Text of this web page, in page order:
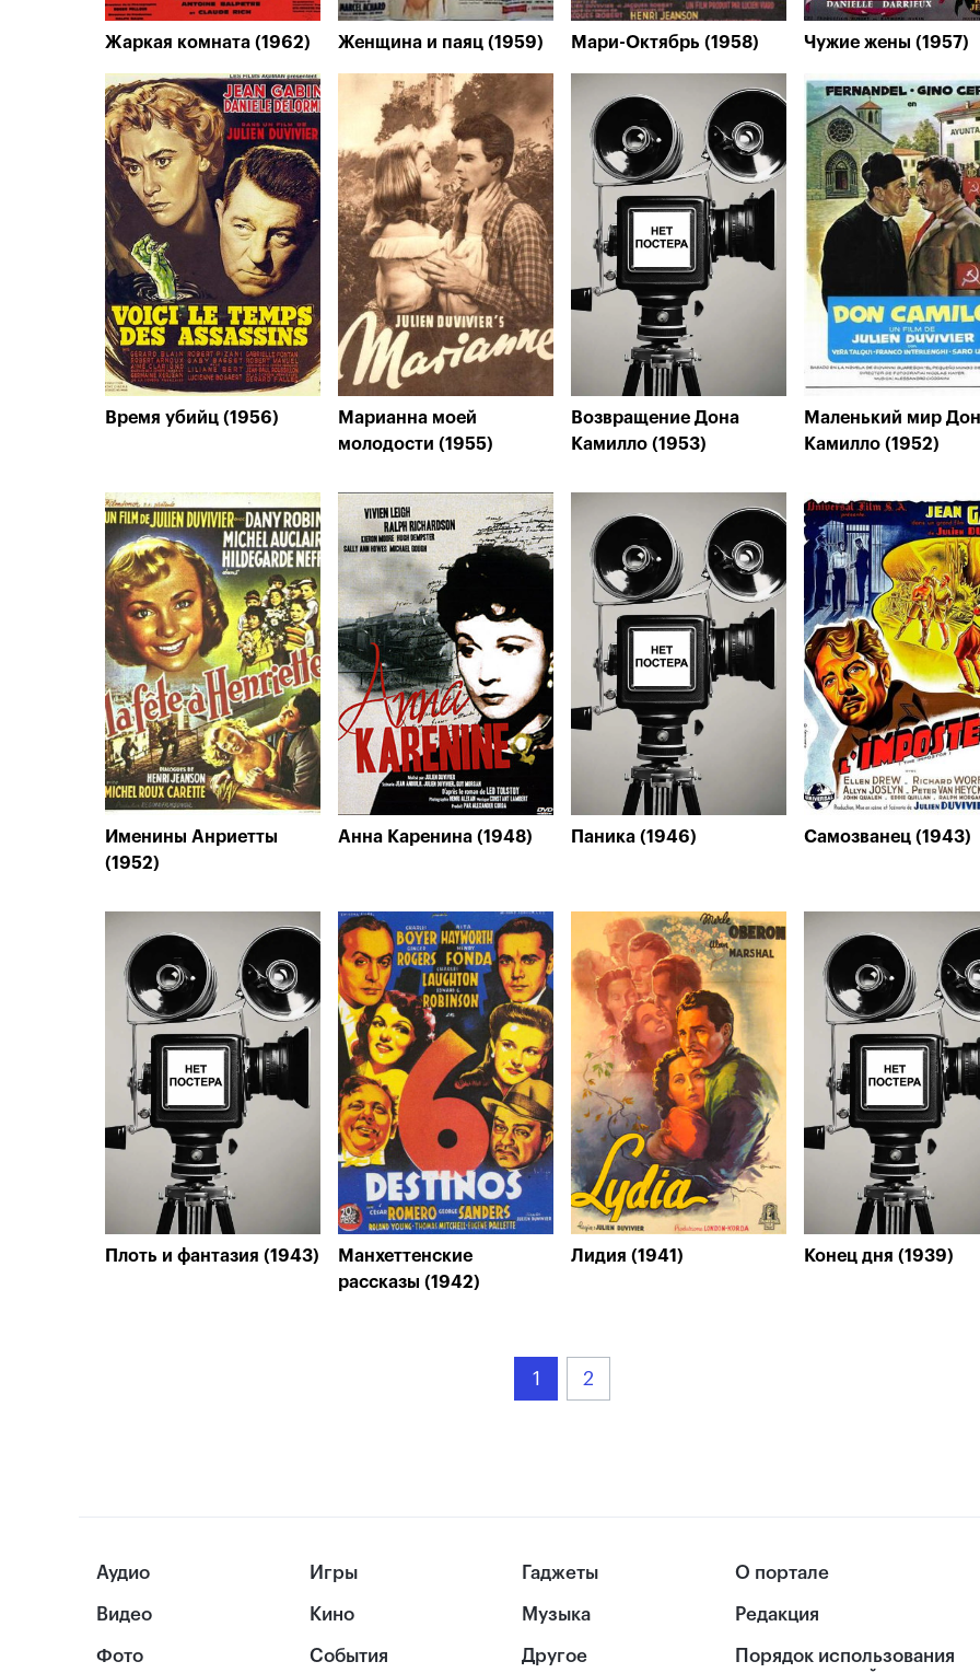
Жаркая комната (1962) Женщина и паяц (1959) Мари-Октябрь (1958) Чужие жены (1957)
Время убийц (1956)
Марианна моей
молодости (1955)
Возвращение Дона
Камилло (1953)
Маленький мир
Камилло (1952)
Именины Анриетты
(1952)
Анна Каренина (1948) Паника (1946) Самозванец (1943)
Плоть и фантазия (1943)
Манхеттенские
рассказы (1942)
Лидия (1941) Конец дня (1939)
1 2
Аудио
Видео
Фото
Игры
Кино
События
Гаджеты
Музыка
Другое
О портале
Редакция
Порядок использования